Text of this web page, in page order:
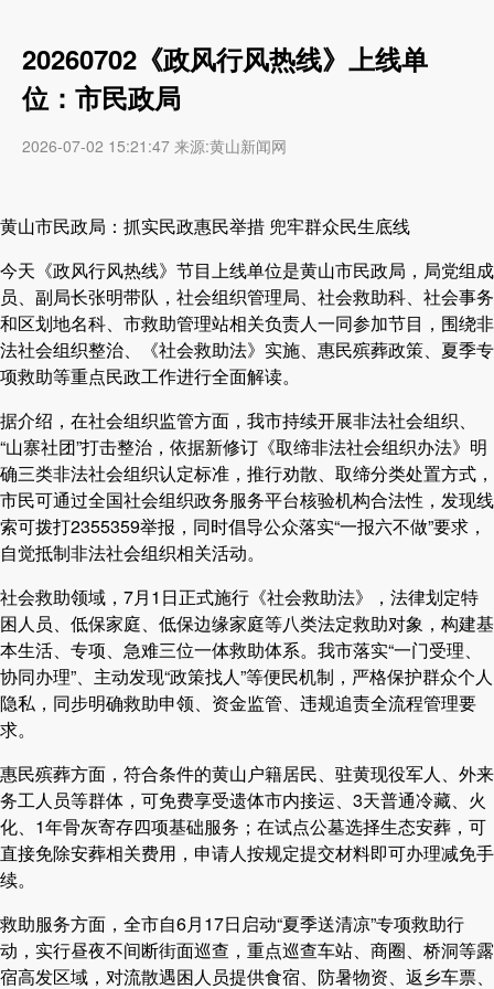
20260702《政风行风热线》上线单
位：市民政局
2026-07-02 15:21:47 来源:黄山新闻网
黄山市民政局：抓实民政惠民举措 兜牢群众民生底线
今天《政风行风热线》节目上线单位是黄山市民政局，局党组成
员、副局长张明带队，社会组织管理局、社会救助科、社会事务
和区划地名科、市救助管理站相关负责人一同参加节目，围绕非
法社会组织整治、《社会救助法》实施、惠民殡葬政策、夏季专
项救助等重点民政工作进行全面解读。
据介绍，在社会组织监管方面，我市持续开展非法社会组织、
“山寨社团”打击整治，依据新修订《取缔非法社会组织办法》明
确三类非法社会组织认定标准，推行劝散、取缔分类处置方式，
市民可通过全国社会组织政务服务平台核验机构合法性，发现线
索可拨打2355359举报，同时倡导公众落实“一报六不做”要求，
自觉抵制非法社会组织相关活动。
社会救助领域，7月1日正式施行《社会救助法》，法律划定特
困人员、低保家庭、低保边缘家庭等八类法定救助对象，构建基
本生活、专项、急难三位一体救助体系。我市落实“一门受理、
协同办理”、主动发现“政策找人”等便民机制，严格保护群众个人
隐私，同步明确救助申领、资金监管、违规追责全流程管理要
求。
惠民殡葬方面，符合条件的黄山户籍居民、驻黄现役军人、外来
务工人员等群体，可免费享受遗体市内接运、3天普通冷藏、火
化、1年骨灰寄存四项基础服务；在试点公墓选择生态安葬，可
直接免除安葬相关费用，申请人按规定提交材料即可办理减免手
续。
救助服务方面，全市自6月17日启动“夏季送清凉”专项救助行
动，实行昼夜不间断街面巡查，重点巡查车站、商圈、桥洞等露
宿高发区域，对流散遇困人员提供食宿、防暑物资、返乡车票、